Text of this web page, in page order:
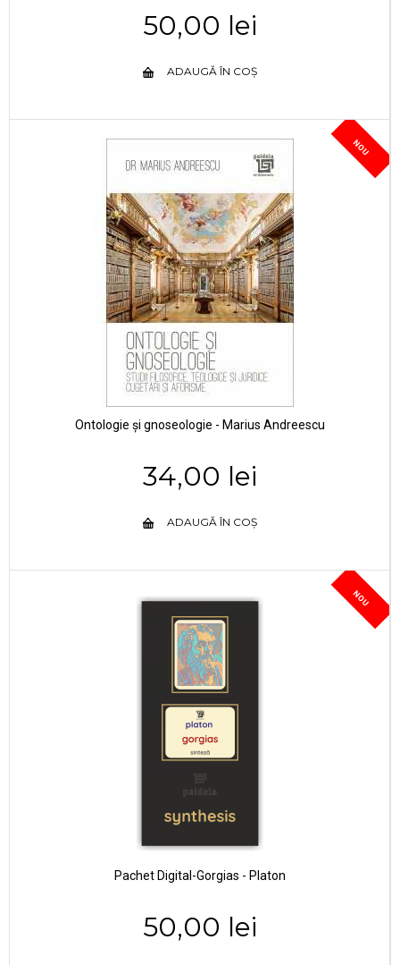
50,00 lei
ADAUGĂ ÎN COȘ
NOU
Ontologie și gnoseologie - Marius Andreescu
34,00 lei
ADAUGĂ ÎN COȘ
NOU
Pachet Digital-Gorgias - Platon
50,00 lei